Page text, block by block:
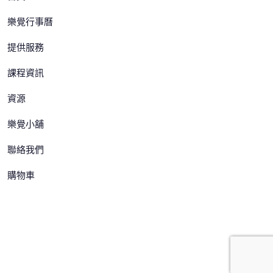
樂覺行事曆
提供服務
課程資訊
資源
樂覺小舖
聯絡我們
購物車